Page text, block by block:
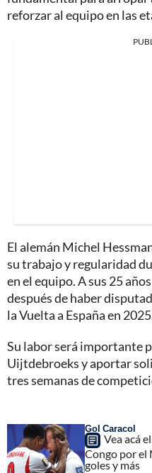
reforzar al equipo en las
El alemán Michel
su trabajo y regularidad
en el equipo. A sus 25
después de haber
la Vuelta a España en
Su labor será importante
Uijtdebroeks y aportar
tres semanas de
Gol Caracol
Vea acá
Congo por el
goles y más